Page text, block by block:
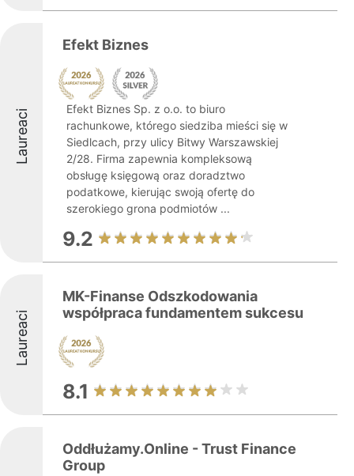
Laureaci
Efekt Biznes
Efekt Biznes Sp. z o.o. to biuro
rachunkowe, którego siedziba mieści się w
Siedlcach, przy ulicy Bitwy Warszawskiej
2/28. Firma zapewnia kompleksową
obsługę księgową oraz doradztwo
podatkowe, kierując swoją ofertę do
szerokiego grona podmiotów ...
9.2
Laureaci
MK-Finanse Odszkodowania
współpraca fundamentem sukcesu
8.1
Oddłużamy.Online - Trust Finance
Group